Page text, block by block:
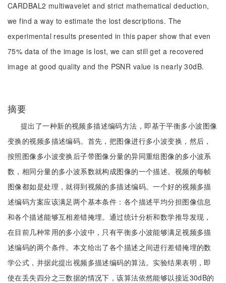
CARDBAL2 multiwavelet and strict mathematical deduction,
we find a way to estimate the lost descriptions. The
experimental results presented in this paper show that even
75% data of the image is lost, we can still get a recovered
image at good quality and the PSNR value is nearly 30dB.
摘要
提出了一种新的视频多描述编码方法，即基于平衡多小波图像
变换的视频多描述编码。首先，把图像进行多小波变换，然后，
按照图像多小波变换后子带图像分量的异同重组图像的多小波系
数，相同分量的多小波系数就构成图像的一个描述。视频的每帧
图像都如是处理，就得到视频的多描述编码。一个好的视频多描
述编码方案应该满足两个基本条件：各个描述平均分担图像信息
和各个描述能够互相差错掩埋。通过统计分析和数学推导发现，
在目前几种常用的多小波中，只有平衡多小波能够满足视频多描
述编码的两个条件。本文给出了各个描述之间进行差错掩埋的数
学公式，并据此提出视频多描述编码的算法。实验结果表明，即
使在丢失四分之三数据的情况下，该算法依然能够以接近30dB的